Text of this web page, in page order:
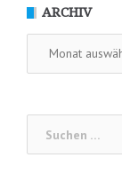
ARCHIV
nach: